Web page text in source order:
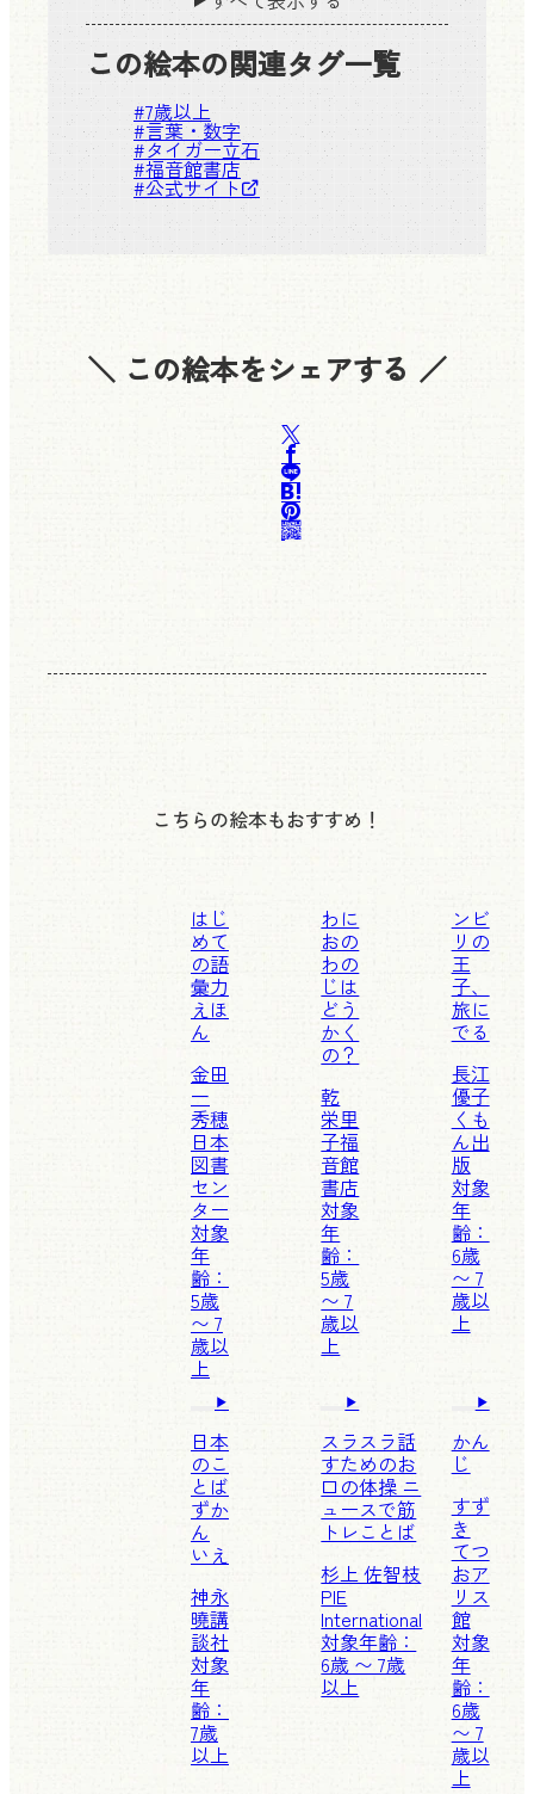
この絵本の関連タグ一覧
#7歳以上
#言葉・数字
#タイガー立石
#福音館書店
#公式サイト
＼ この絵本をシェアする ／
こちらの絵本もおすすめ！
はじ
めて
の語
彙力
えほ
ん
金田
一
秀穂
日本
図書
セン
ター
対象
年
齢：
5歳
〜 7
歳以
上
わに
おの
わの
じは
どう
かく
の？
乾
栄里
子福
音館
書店
対象
年
齢：
5歳
〜 7
歳以
上
ンビ
リの
王
子、
旅に
でる
長江
優子
くも
ん出
版
対象
年
齢：
6歳
〜 7
歳以
上
日本
のこ
とば
ずか
ん
いえ
神永
曉講
談社
対象
年
齢：
7歳
以上
スラスラ話
すためのお
口の体操 ニ
ュースで筋
トレことば
杉上 佐智枝
PIE
International
対象年齢：
6歳 〜 7歳
以上
かん
じ
すず
き
てつ
おア
リス
館
対象
年
齢：
6歳
〜 7
歳以
上